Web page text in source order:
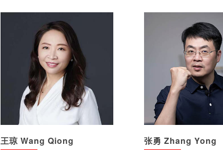
王琼 Wang Qiong 张勇 Zhang Yong